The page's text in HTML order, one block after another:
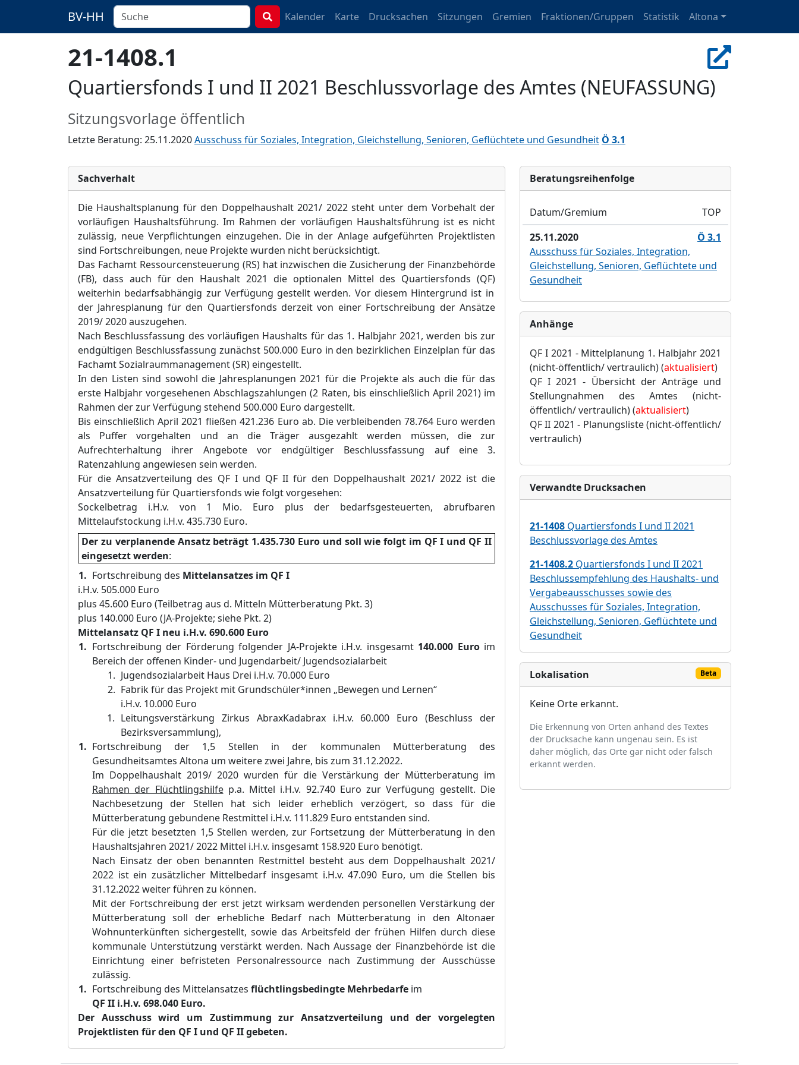
BV-HH Kalender Karte Drucksachen Sitzungen Gremien Fraktionen/Gruppen Statistik Altona
21-1408.1
Quartiersfonds I und II 2021 Beschlussvorlage des Amtes (NEUFASSUNG)
Sitzungsvorlage öffentlich
Letzte Beratung: 25.11.2020Ausschuss für Soziales, Integration, Gleichstellung, Senioren, Geflüchtete und Gesundheit Ö 3.1
Sachverhalt
Die Haushaltsplanung für den Doppelhaushalt 2021/ 2022 steht unter dem Vorbehalt der
vorläufigen Haushaltsführung. Im Rahmen der vorläufigen Haushaltsführung ist es nicht
zulässig, neue Verpflichtungen einzugehen. Die in der Anlage aufgeführten Projektlisten
sind Fortschreibungen, neue Projekte wurden nicht berücksichtigt.
Das Fachamt Ressourcensteuerung (RS)hat inzwischen die Zusicherung der Finanzbehörde
(FB), dass auch für den Haushalt 2021 die optionalen Mittel des Quartiersfonds (QF)
weiterhin bedarfsabhängig zur Verfügung gestellt werden. Vor diesem Hintergrund ist in
der Jahresplanung für den Quartiersfonds derzeit von einer Fortschreibung der Ansätze
2019/2020 auszugehen.
Nach Beschlussfassung des vorläufigen Haushalts für das 1. Halbjahr 2021, werden bis zur
endgültigen Beschlussfassung zunächst 500.000 Euro in den bezirklichen Einzelplan für das
Fachamt Sozialraummanagement (SR) eingestellt.
In den Listensind sowohl die Jahresplanungen 2021 für die Projekte als auch die für das
erste Halbjahr vorgesehenen Abschlagszahlungen (2 Raten, bis einschließlich April 2021) im
Rahmen der zur Verfügung stehend 500.000 Euro dargestellt.
Bis einschließlich April 2021 fließen 421.236 Euro ab. Die verbleibenden 78.764 Euro werden
als Puffer vorgehalten und an die Träger ausgezahlt werden müssen, die zur
Aufrechterhaltung ihrer Angebote vor endgültiger Beschlussfassung auf eine 3.
Ratenzahlung angewiesen sein werden.
Für die Ansatzverteilung des QF I und QF II für den Doppelhaushalt 2021/ 2022 ist die
Ansatzverteilung für Quartiersfonds wie folgt vorgesehen:
Sockelbetrag i.H.v. von 1 Mio. Euro plus der bedarfsgesteuerten,abrufbaren
Mittelaufstockung i.H.v. 435.730 Euro.
Der zu verplanende Ansatz beträgt 1.435.730 Euro und soll wie folgt im QF I und QF II
eingesetzt werden:
Fortschreibung des Mittelansatzes im QF I
i.H.v. 505.000 Euro
plus 45.600 Euro (Teilbetrag aus d. Mitteln Mütterberatung Pkt. 3)
plus 140.000 Euro (JA-Projekte; siehe Pkt. 2)
Mittelansatz QF I neu i.H.v. 690.600 Euro
Fortschreibung der Förderung folgender JA-Projekte i.H.v. insgesamt 140.000 Euroim
Bereich der offenen Kinder- und Jugendarbeit/ Jugendsozialarbeit
Jugendsozialarbeit Haus Drei i.H.v. 70.000 Euro
Fabrik für das Projekt mit Grundschüler*innen „Bewegen und Lernen“
i.H.v. 10.000 Euro
Leitungsverstärkung Zirkus AbraxKadabrax i.H.v. 60.000 Euro(Beschluss der
Bezirksversammlung),
Fortschreibung der 1,5 Stellen in der
kommunalen Mütterberatung des
Gesundheitsamtes Altona um weitere zwei Jahre, bis zum 31.12.2022.
Im Doppelhaushalt 2019/ 2020 wurden für die Verstärkung der Mütterberatung im
Rahmen der Flüchtlingshilfep.a. Mittel i.H.v. 92.740 Euro zur Verfügung gestellt. Die
Nachbesetzung der Stellen hat sich leider erheblich verzögert, so dass für die
Mütterberatung gebundene Restmittel i.H.v. 111.829 Euro entstanden sind.
Für die jetzt besetzten 1,5 Stellen werden, zur Fortsetzung der Mütterberatung in den
Haushaltsjahren 2021/2022 Mittel i.H.v. insgesamt 158.920 Euro benötigt.
Nach Einsatz der oben benannten Restmittel besteht aus dem Doppelhaushalt 2021/
2022 ist ein zusätzlicher Mittelbedarf insgesamt i.H.v. 47.090 Euro, um die Stellen bis
31.12.2022 weiter führen zu können.
Mit der Fortschreibung der erst jetzt wirksam werdenden personellen Verstärkung der
Mütterberatung soll der erhebliche Bedarf nach Mütterberatung in den Altonaer
Wohnunterkünften sichergestellt, sowie das Arbeitsfeld der frühen Hilfen durch diese
kommunale Unterstützung verstärkt werden. Nach Aussage der Finanzbehörde ist die
Einrichtung einer befristeten Personalressource nach Zustimmung der Ausschüsse
zulässig.
Fortschreibung des Mittelansatzes flüchtlingsbedingte Mehrbedarfeim
QF II i.H.v. 698.040 Euro.
Der Ausschuss wird um Zustimmungzur Ansatzverteilung und der vorgelegten
Projektlisten für den QF I und QF IIgebeten.
Bera­tungs­reihen­folge
Datum/Gremium
TOP
25.11.2020
Ö 3.1
Ausschuss für Soziales, Integration,
Gleichstellung, Senioren, Geflüchtete und
Gesundheit
Anhänge
QF I 2021 - Mittelplanung 1. Halbjahr 2021
(nicht-öffentlich/ vertraulich) (aktualisiert)
QF I 2021 - Übersicht der Anträge und
Stellungnahmen des Amtes (nicht-
öffentlich/ vertraulich) (aktualisiert)
QF II 2021- Planungsliste(nicht-öffentlich/
vertraulich)
Verwandte Drucksachen
21-1408 Quartiersfonds I und II 2021
Beschlussvorlage des Amtes
21-1408.2 Quartiersfonds I und II 2021
Beschlussempfehlung des Haushalts- und
Vergabeausschusses sowie des
Ausschusses für Soziales, Integration,
Gleichstellung, Senioren, Geflüchtete und
Gesundheit
Lokalisation Beta
Keine Orte erkannt.
Die Erkennung von Orten anhand des Textes
der Drucksache kann ungenau sein. Es ist
daher möglich, das Orte gar nicht oder falsch
erkannt werden.